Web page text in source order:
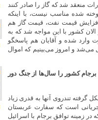
منعقد شد که گاز را صادر کنند
شده مناسب نیست، با اینکه
افزایش قیمت نفت، قیمت گاز هم
کشور با این مواجه شد که به
دلار به کشور خسارت وارد شده و آقایان هم پاسخگو
می‌شد و امروز می‌بینیم که اموال
کشور را سال‌ها از جنگ دور
تندروی آنها به قدری زیاد
جریانی است که سفارت عربستان
زمینه توافق برجام با اسرائیل